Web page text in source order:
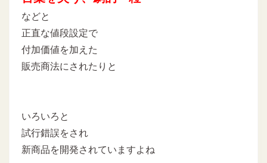
などと
正直な値段設定で
付加価値を加えた
販売商法にされたりと
いろいろと
試行錯誤をされ
新商品を開発されていますよね